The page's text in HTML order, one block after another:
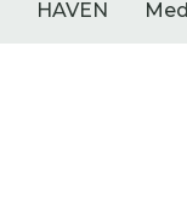
HAVEN